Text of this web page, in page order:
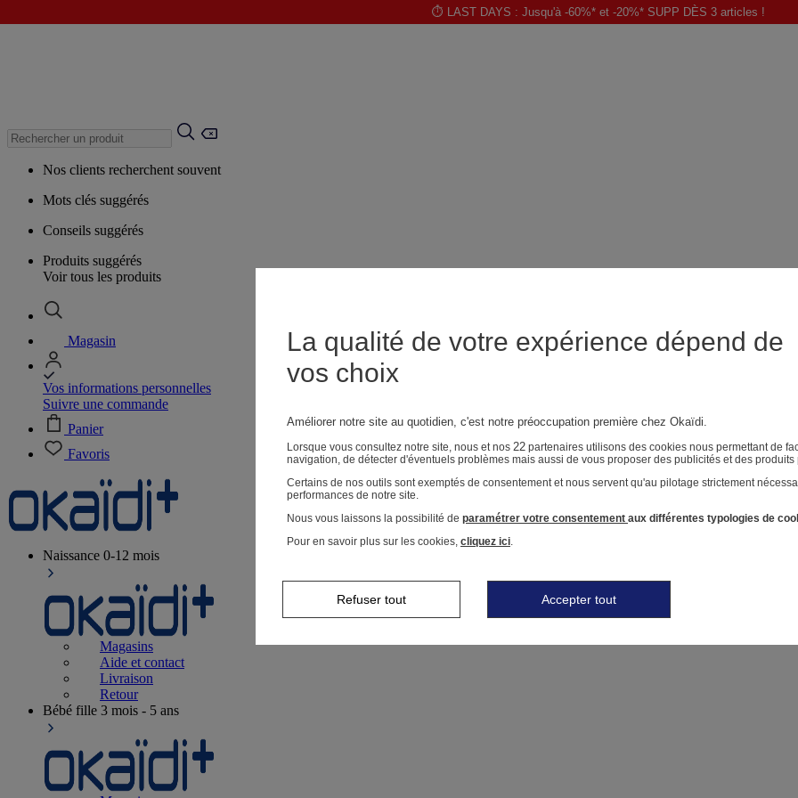
⏱️ LAST DAYS : Jusqu'à -60%* et -20%* SUPP DÈS 3 articles !
Nos clients recherchent souvent
Mots clés suggérés
Conseils suggérés
Produits suggérés
Voir tous les produits
Magasin
Vos informations personnelles
Suivre une commande
Panier
Favoris
Naissance 0-12 mois
Magasins
Aide et contact
Livraison
Retour
Bébé fille 3 mois - 5 ans
La qualité de votre expérience dépend de
vos choix
Améliorer notre site au quotidien, c'est notre préoccupation première chez Okaïdi.
Lorsque vous consultez notre site, nous et nos 22 partenaires utilisons des cookies nous permettant de
navigation, de détecter d'éventuels problèmes mais aussi de vous proposer des publicités et des
Certains de nos outils sont exemptés de consentement et nous servent qu'au pilotage strictement
performances de notre site.
Nous vous laissons la possibilité de paramétrer votre consentement aux différentes typologies de
Pour en savoir plus sur les cookies, cliquez ici.
Refuser tout Accepter tout